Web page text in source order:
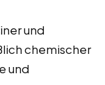
und
chemischer
und